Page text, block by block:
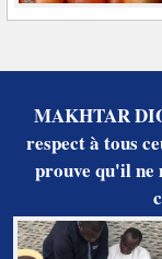
MAKHTAR
respect à tous
prouve qu'il ne